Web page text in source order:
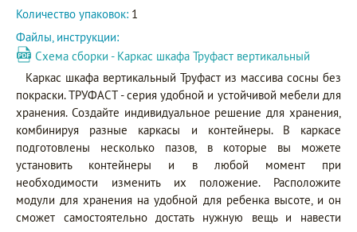
Количество упаковок: 1
Файлы, инструкции:
Схема сборки - Каркас шкафа Труфаст вертикальный
Каркас шкафа вертикальный Труфаст из массива сосны без
покраски. ТРУФАСТ - серия удобной и устойчивой мебели для
хранения. Создайте индивидуальное решение для хранения,
комбинируя разные каркасы и контейнеры. В каркасе
подготовлены несколько пазов, в которые вы можете
установить контейнеры и в любой момент при
необходимости изменить их положение. Расположите
модули для хранения на удобной для ребенка высоте, и он
сможет самостоятельно достать нужную вещь и навести